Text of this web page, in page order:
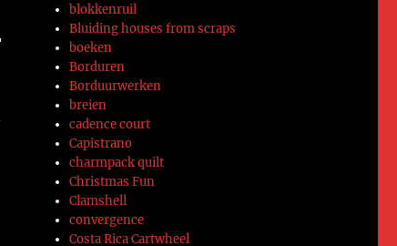
blokkenruil
Bluiding houses from scraps
boeken
Borduren
Borduurwerken
breien
cadence court
Capistrano
charmpack quilt
Christmas Fun
Clamshell
convergence
Costa Rica Cartwheel